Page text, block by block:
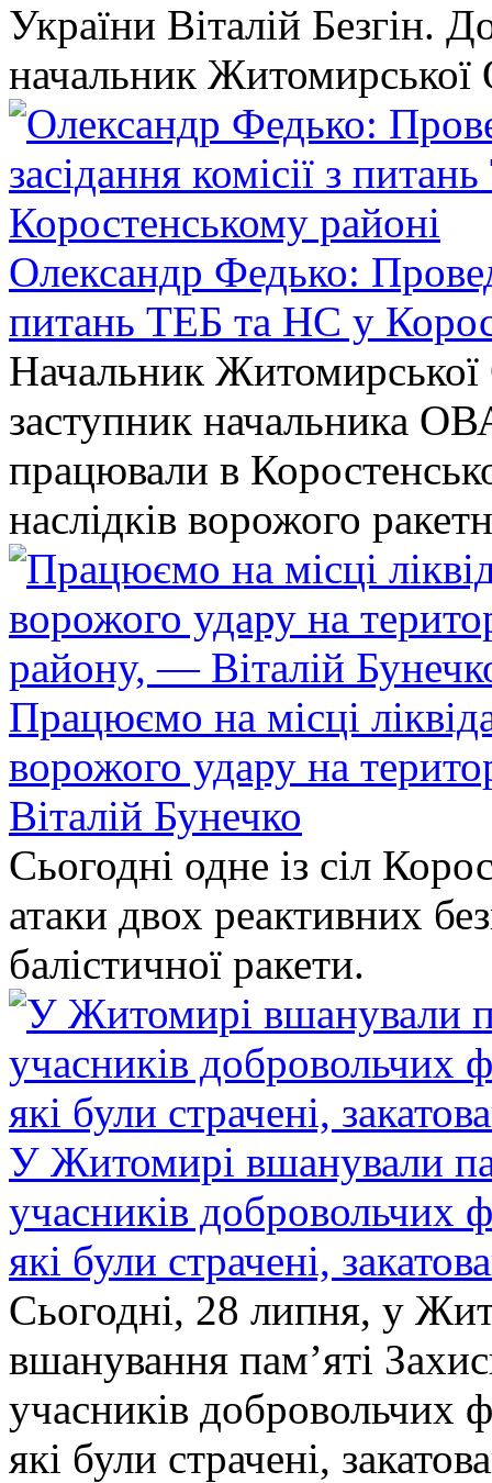
України Віталій Безгін.
начальник
Олександр Федько:
питань ТЕБ та НС у
Начальник
заступник начальника
працювали в
наслідків ворожого
Працюємо на місці
ворожого удару на
Віталій Бунечко
Сьогодні одне із сіл
атаки двох реактивних
балістичної ракети.
У Житомирі вшанували
учасників добровольчих
які були страчені,
Сьогодні, 28 липня, у
вшанування пам’яті
учасників добровольчих
які були страчені,